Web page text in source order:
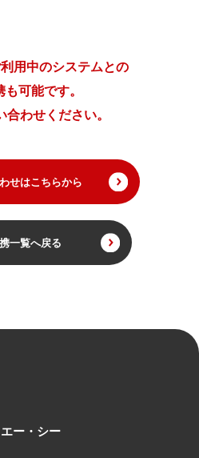
用中のシステムとの
可能です。
合わせください。
せはこちらから
一覧へ戻る
ー・シー